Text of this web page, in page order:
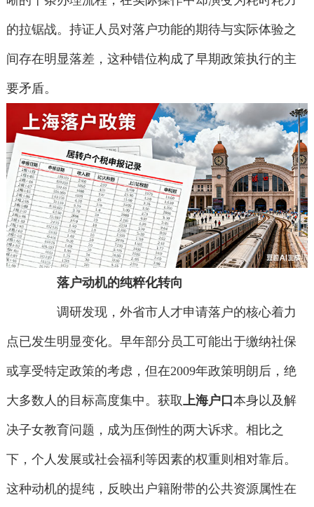
的拉锯战。持证人员对落户功能的期待与实际体验之
间存在明显落差，这种错位构成了早期政策执行的主
要矛盾。
落户动机的纯粹化转向
调研发现，外省市人才申请落户的核心着力
点已发生明显变化。早年部分员工可能出于缴纳社保
或享受特定政策的考虑，但在2009年政策明朗后，绝
大多数人的目标高度集中。获取上海户口 本身以及解
决子女教育问题，成为压倒性的两大诉求。相比之
下，个人发展或社会福利等因素的权重则相对靠后。
这种动机的提纯，反映出户籍附带的公共资源属性在